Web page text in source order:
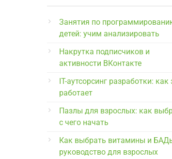
Занятия по
детей: учим анализировать
Накрутка подписчиков и
активности ВКонтакте
IT-аутсорсинг разработки: как
работает
Пазлы для взрослых: как
с чего начать
Как выбрать витамины и
руководство для взрослых